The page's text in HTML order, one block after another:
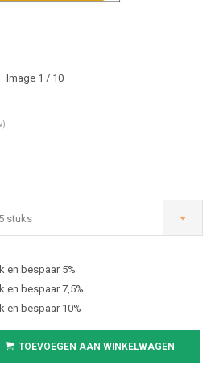
Image 1 / 10
stuks
en bespaar 5%
en bespaar 7,5%
en bespaar 10%
TOEVOEGEN AAN WINKELWAGEN